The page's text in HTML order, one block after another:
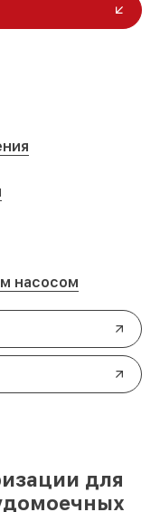
насосом
для